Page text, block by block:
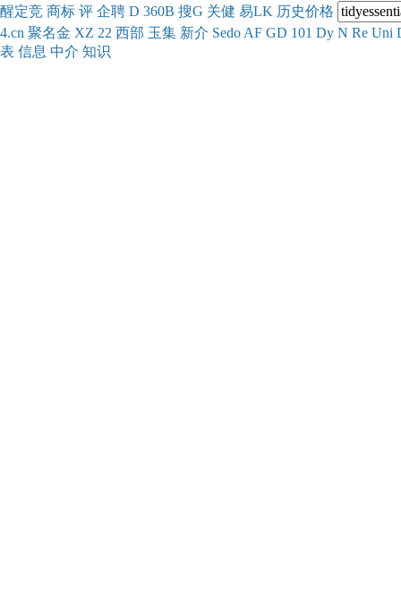
醒定竞 商标 评 企聘 D 360B 搜G 关健 易LK 历史价格
4.cn 聚名金 XZ 22 西部 玉集 新介 Sedo AF GD 101 Dy N Re Uni
表 信息 中介 知识